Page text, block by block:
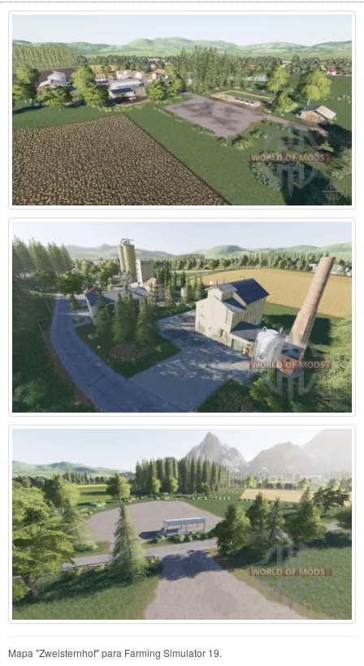
Mapa "Zweisternhof" para Farming Simulator 19.